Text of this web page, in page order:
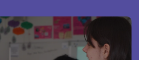
de l’Année